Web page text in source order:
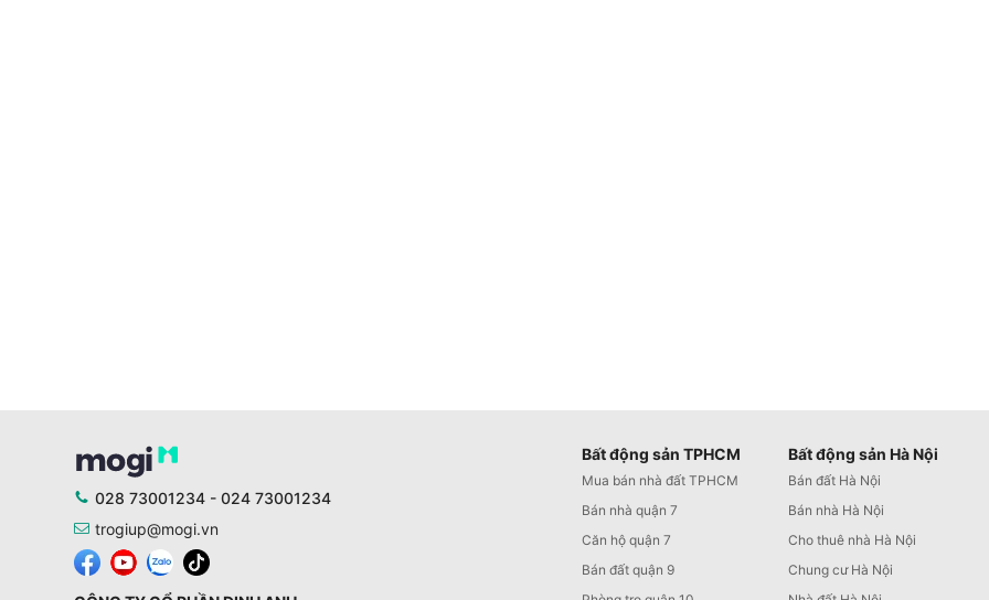
Bất động sản TPHCM
Mua bán nhà đất TPHCM
Bán nhà quận 7
Căn hộ quận 7
Bán đất quận 9
Bất động sản Hà Nội
Bán đất Hà Nội
Bán nhà Hà Nội
Cho thuê nhà Hà Nội
Chung cư Hà Nội
028 73001234 - 024 73001234
trogiup@mogi.vn